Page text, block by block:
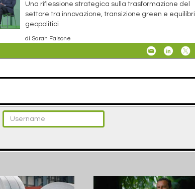
Una riflessione strategica sulla trasformazione del
settore tra innovazione, transizione green e equilibri
geopolitici
di Sarah Falsone